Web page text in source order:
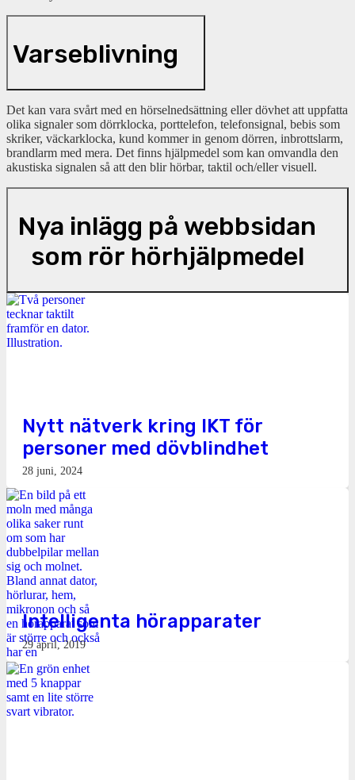
Varseblivning
Det kan vara svårt med en hörselnedsättning eller dövhet att uppfatta
olika signaler som dörrklocka, porttelefon, telefonsignal, bebis som
skriker, väckarklocka, kund kommer in genom dörren, inbrottslarm,
brandlarm med mera. Det finns hjälpmedel som kan omvandla den
akustiska signalen så att den blir hörbar, taktil och/eller visuell.
Nya inlägg på webbsidan
som rör hörhjälpmedel
Nytt nätverk kring IKT för
personer med dövblindhet
28 juni, 2024
Intelligenta hörapparater
29 april, 2019